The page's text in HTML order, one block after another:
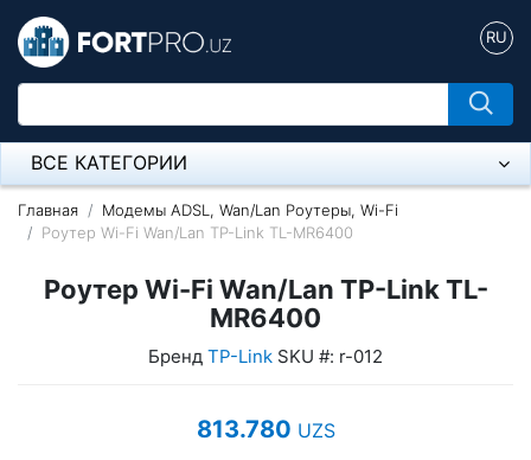
RU
ВСЕ КАТЕГОРИИ
Микрофон
Оборудование Mikrotik
Главная
Модемы ADSL, Wan/Lan Роутеры, Wi-Fi
Роутер Wi-Fi Wan/Lan TP-Link TL-MR6400
Роутер Wi-Fi Wan/Lan TP-Link TL-
MR6400
Бренд TP-Link SKU #: r-012
813.780 UZS